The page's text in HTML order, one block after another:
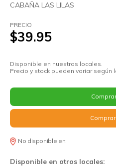
CABAÑA LAS LILAS
PRECIO
$39.95
Disponible en nuestros locales.
Precio y stock pueden variar según
Comprar
Comprar
No disponible en:
Disponible en otros locales: